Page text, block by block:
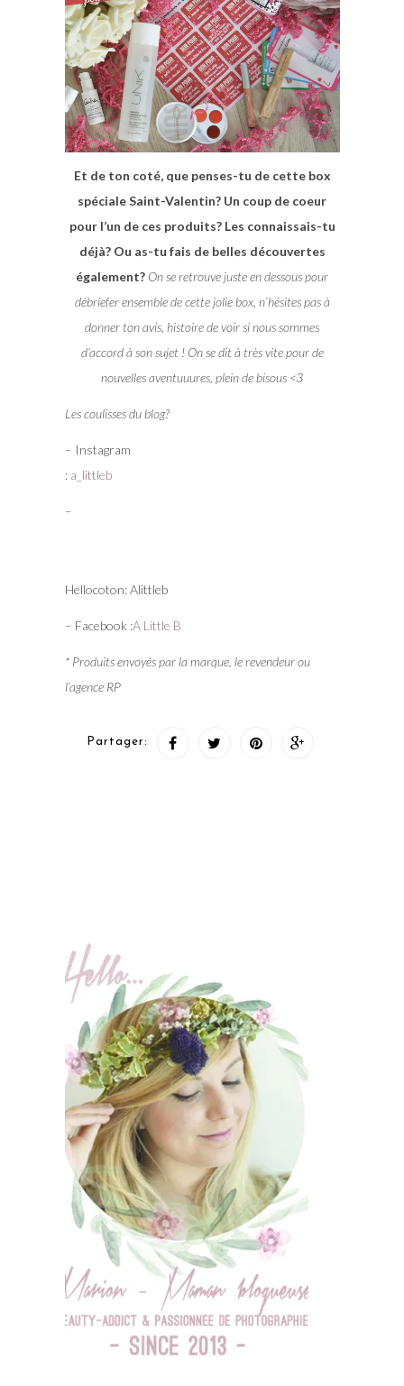
Et de ton coté, que penses-tu de cette box
spéciale Saint-Valentin? Un coup de coeur
pour l’un de ces produits? Les connaissais-tu
déjà? Ou as-tu fais de belles découvertes
également? On se retrouve juste en dessous pour
débriefer ensemble de cette jolie box, n’hésites pas à
donner ton avis, histoire de voir si nous sommes
d’accord à son sujet ! On se dit à très vite pour de
nouvelles aventuuures, plein de bisous <3
Les coulisses du blog?
– Instagram
: a_littleb
–
Hellocoton: Alittleb
– Facebook :A Little B
* Produits envoyés par la marque, le revendeur ou
l’agence RP
Partager: